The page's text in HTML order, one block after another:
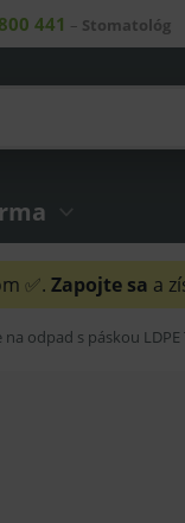
441 – Stomatológ
✅. Zapojte sa a
na odpad s páskou